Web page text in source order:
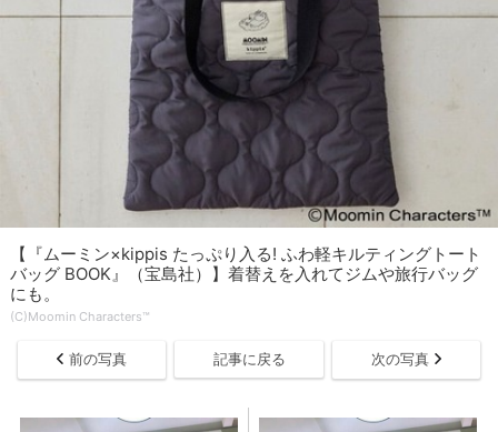
【『ムーミン×kippis たっぷり入る! ふわ軽キルティングトート
バッグ BOOK』（宝島社）】着替えを入れてジムや旅行バッグ
にも。
(C)Moomin Characters™
前の写真 記事に戻る 次の写真